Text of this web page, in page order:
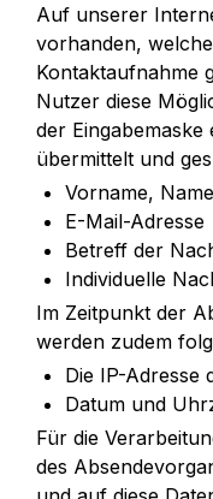
Auf unserer
vorhanden,
Kontaktaufnahme
Nutzer diese
der Eingabemaske
übermittelt und
Vorname, Name
E-Mail-Adresse
Betreff der
Individuelle
Im Zeitpunkt der
werden zudem
Die IP-Adresse
Datum und
Für die
des